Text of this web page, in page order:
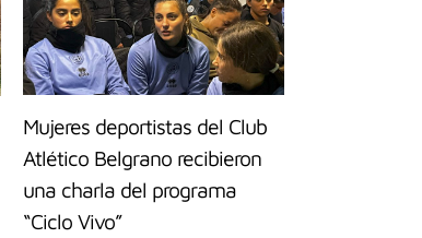
Mujeres deportistas del Club
Atlético Belgrano recibieron
una charla del programa
“Ciclo Vivo”